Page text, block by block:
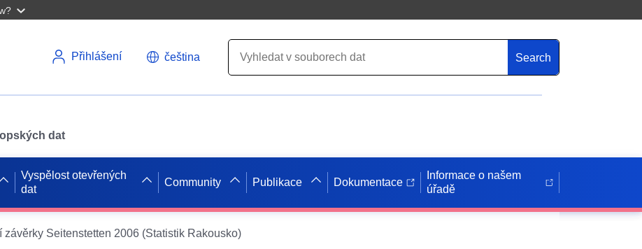
Přihlášení čeština Search
dat
Vyspělost otevřených
dat
Community Publikace Dokumentace
Informace o našem
úřadě
závěrky Seitenstetten 2006 (Statistik Rakousko)